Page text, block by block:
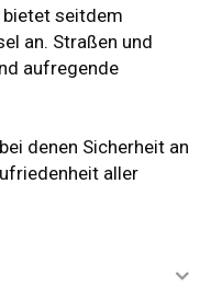
seitdem
an. Straßen und
aufregende
denen Sicherheit an
aller